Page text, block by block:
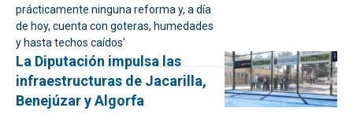
prácticamente ninguna reforma y, a día
de hoy, cuenta con goteras, humedades
y hasta techos caídos'
La Diputación impulsa las
infraestructuras de Jacarilla,
Benejúzar y Algorfa